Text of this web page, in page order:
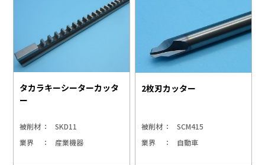
タカラキーシーターカッタ
ー
被削材
SKD11
業界
産業機器
2枚刃カッター
被削材
SCM415
業界
自動車